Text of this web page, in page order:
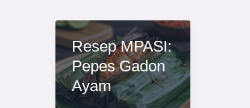
Resep MPASI:
Pepes Gadon
Ayam